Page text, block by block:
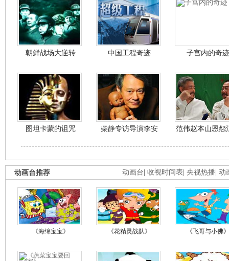
朝鲜战场大逆转 中国工程奇迹 子宫内的奇迹
图坦卡蒙的诅咒 柴静专访导演李安 范伟赵本山恩怨
动画台 收视时间表 央视热播 动
动画台推荐
《海绵宝宝》 《花精灵战队》 《飞哥与小佛》